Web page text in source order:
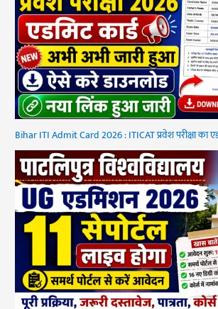
Bihar ITI Admit Card 2026 : ITICAT प्रवेश परीक्षा का